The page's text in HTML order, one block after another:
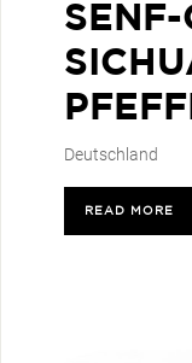
SENF-
Deutschland
READ MORE